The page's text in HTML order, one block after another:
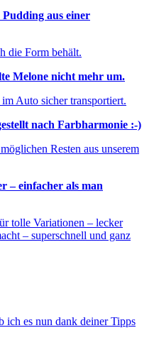
aus einer
die Form behält.
Melone nicht mehr um.
Auto sicher transportiert.
nach Farbharmonie :-)
Resten aus unserem
– einfacher als man
tolle Variationen – lecker
– superschnell und ganz
es nun dank deiner Tipps